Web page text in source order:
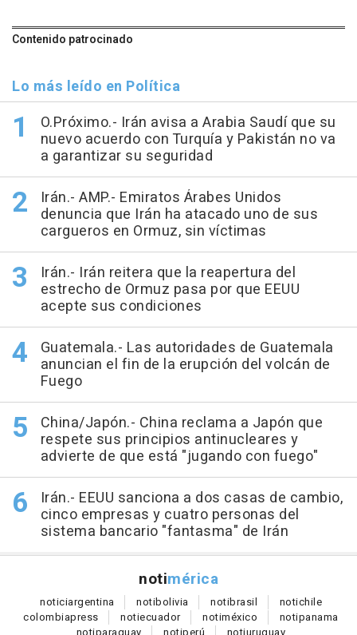
Contenido patrocinado
Lo más leído en Política
O.Próximo.- Irán avisa a Arabia Saudí que su
nuevo acuerdo con Turquía y Pakistán no va
a garantizar su seguridad
Irán.- AMP.- Emiratos Árabes Unidos
denuncia que Irán ha atacado uno de sus
cargueros en Ormuz, sin víctimas
Irán.- Irán reitera que la reapertura del
estrecho de Ormuz pasa por que EEUU
acepte sus condiciones
Guatemala.- Las autoridades de Guatemala
anuncian el fin de la erupción del volcán de
Fuego
China/Japón.- China reclama a Japón que
respete sus principios antinucleares y
advierte de que está "jugando con fuego"
Irán.- EEUU sanciona a dos casas de cambio,
cinco empresas y cuatro personas del
sistema bancario "fantasma" de Irán
notimérica
noticiargentina notibolivia notibrasil notichile
colombiapress notiecuador notiméxico notipanama